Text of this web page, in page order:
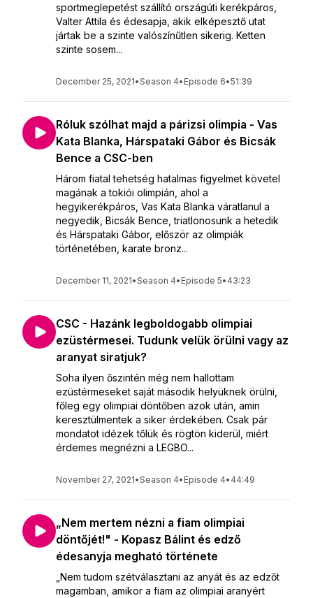
sportmeglepetést szállító országúti kerékpáros,
Valter Attila és édesapja, akik elképesztő utat
jártak be a szinte valószínűtlen sikerig. Ketten
szinte sosem...
December 25, 2021•Season 4• Episode 6•51:39
Róluk szólhat majd a párizsi olimpia - Vas
Kata Blanka, Hárspataki Gábor és Bicsák
Bence a CSC-ben
Három fiatal tehetség hatalmas figyelmet követel
magának a tokiói olimpián, ahol a
hegyikerékpáros, Vas Kata Blanka váratlanul a
negyedik, Bicsák Bence, triatlonosunk a hetedik
és Hárspataki Gábor, először az olimpiák
történetében, karate bronz...
December 11, 2021•Season 4• Episode 5• 43:23
CSC - Hazánk legboldogabb olimpiai
ezüstérmesei. Tudunk velük örülni vagy az
aranyat siratjuk?
Soha ilyen őszintén még nem hallottam
ezüstérmeseket saját második helyüknek örülni,
főleg egy olimpiai döntőben azok után, amin
keresztülmentek a siker érdekében. Csak pár
mondatot idézek tőlük és rögtön kiderül, miért
érdemes megnézni a LEGBO...
November 27, 2021•Season 4• Episode 4• 44:49
„Nem mertem nézni a fiam olimpiai
döntőjét!" - Kopasz Bálint és edző
édesanyja megható története
„Nem tudom szétválasztani az anyát és az edzőt
magamban, amikor a fiam az olimpiai aranyért